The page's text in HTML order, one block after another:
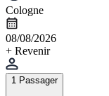
Cologne
08/08/2026
+ Revenir
1 Passager